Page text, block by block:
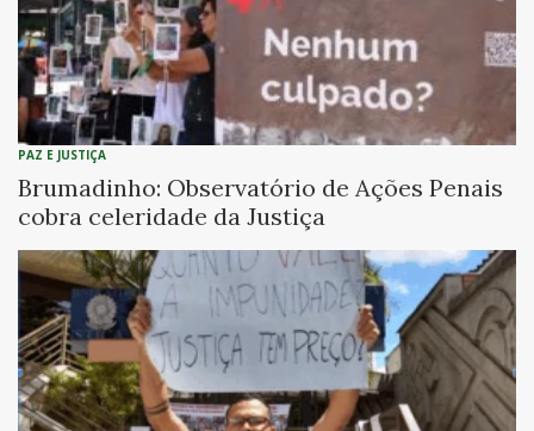
PAZ E JUSTIÇA
Brumadinho: Observatório de Ações Penais
cobra celeridade da Justiça